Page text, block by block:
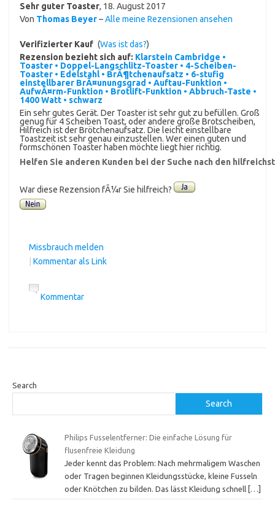
Sehr guter Toaster, 18. August 2017
Von Thomas Beyer–Alle meine Rezensionen ansehen
Verifizierter Kauf (Was ist das?)
Rezension bezieht sich auf: Klarstein Cambridge •
Toaster • Doppel-Langschlitz-Toaster • 4-Scheiben-
Toaster • Edelstahl • BrÃ¶tchenaufsatz • 6-stufig
einstellbarer BrÃ¤unungsgrad • Auftau-Funktion •
AufwÃ¤rm-Funktion • Brotlift-Funktion • Abbruch-Taste •
1400 Watt • schwarz
Ein sehr gutes Gerät. Der Toaster ist sehr gut zu befüllen. Groß
genug für 4 Scheiben Toast, oder andere große Brotscheiben,
Hilfreich ist der Brötchenaufsatz. Die leicht einstellbare
Toastzeit ist sehr genau einzustellen. Wer einen guten und
formschönen Toaster haben möchte liegt hier richtig.
Helfen Sie anderen Kunden bei der Suche nach den
War diese Rezension fÃ¼r Sie hilfreich?
Missbrauch melden
Kommentar als Link
Kommentar
Search
Search
Philips Fusselentferner: Die einfache Lösung für
flusenfreie Kleidung
Jeder kennt das Problem: Nach mehrmaligem Waschen
oder Tragen beginnen Kleidungsstücke, kleine Fusseln
oder Knötchen zu bilden. Das lässt Kleidung schnell […]